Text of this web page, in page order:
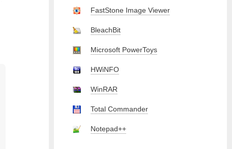
FastStone Image Viewer
BleachBit
Microsoft PowerToys
HWiNFO
WinRAR
Total Commander
Notepad++